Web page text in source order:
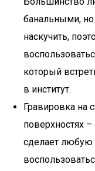
банальными,
наскучить,
который
в институт.
Гравировка на
поверхностях
сделает